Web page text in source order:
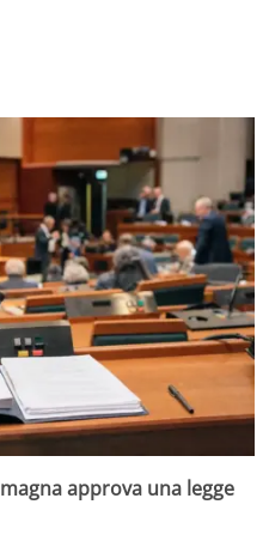
approva una legge